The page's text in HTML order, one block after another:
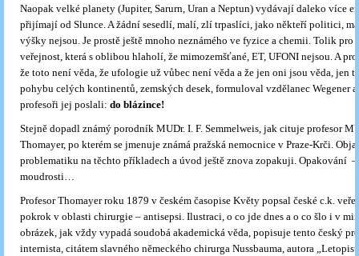
Naopak velké planety (Jupiter, Sarurn, Uran a Neptun) vydávají daleko více
přijímají od Slunce. A žádní sesedlí, malí, zlí trpaslíci, jako někteří politici,
výšky nejsou. Je prostě ještě mnoho neznámého ve fyzice a chemii. Tolik pro
veřejnost, která s oblibou hlaholí, že mimozemšťané, ET, UFONI nejsou. A
že toto není věda, že ufologie už vůbec není věda a že jen oni jsou věda, jen
pohybu celých kontinentů, zemských desek, formuloval vzdělanec Wegener
profesoři jej poslali: do blázince!
Stejně dopadl známý porodník MUDr. I. F. Semmelweis, jak cituje profesor
Thomayer, po kterém se jmenuje známá pražská nemocnice v Praze-Krči.
problematiku na těchto příkladech a úvod ještě znova zopakuji. Opakování –
moudrosti…
Profesor Thomayer roku 1879 v českém časopise Květy popsal české c.k.
pokrok v oblasti chirurgie – antisepsi. Ilustraci, o co jde dnes a o co šlo i v
obrázek, jak vždy vypadá soudobá akademická věda, popisuje tento český
internista, citátem slavného německého chirurga Nussbauma, autora